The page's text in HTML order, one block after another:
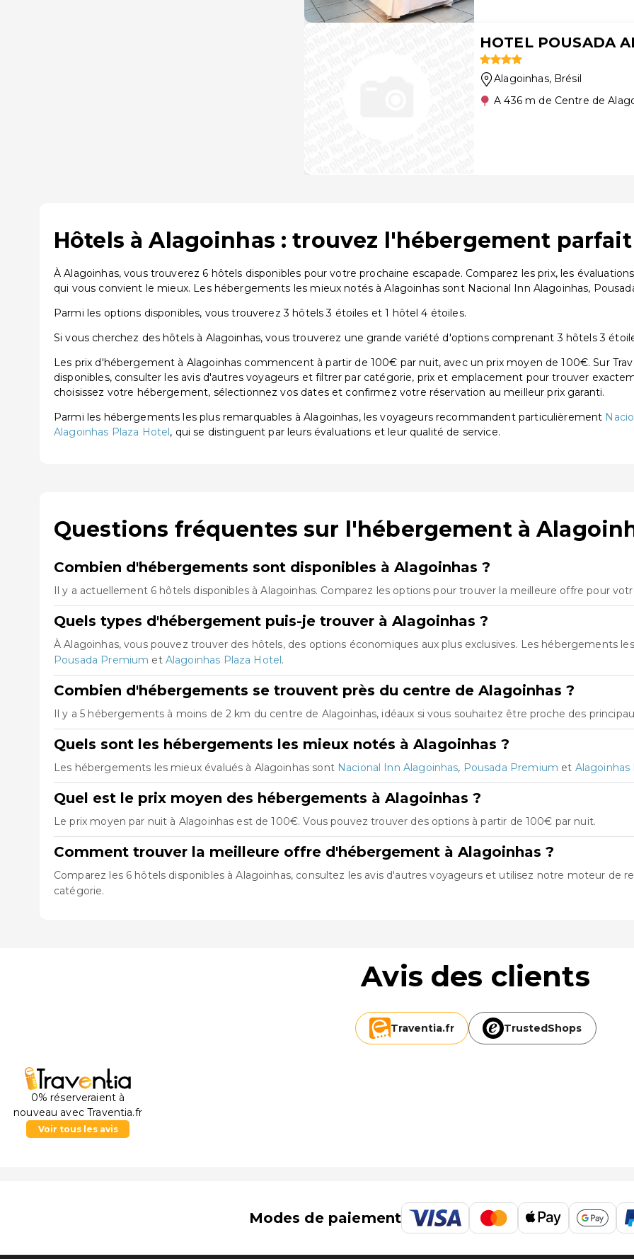
HOTEL POUSADA
Alagoinhas, Brésil
A 436 m de Centre de
Hôtels à Alagoinhas : trouvez l'hébergement parfait
À Alagoinhas, vous trouverez 6 hôtels disponibles pour votre prochaine escapade. Comparez les prix, les
qui vous convient le mieux. Les hébergements les mieux notés à Alagoinhas sont Nacional Inn Alagoinhas,
Parmi les options disponibles, vous trouverez 3 hôtels 3 étoiles et 1 hôtel 4 étoiles.
Si vous cherchez des hôtels à Alagoinhas, vous trouverez une grande variété d'options comprenant 3 hôtels 3
Les prix d'hébergement à Alagoinhas commencent à partir de 100€ par nuit, avec un prix moyen de 100€. Sur
disponibles, consulter les avis d'autres voyageurs et filtrer par catégorie, prix et emplacement pour trouver
choisissez votre hébergement, sélectionnez vos dates et confirmez votre réservation au meilleur prix garanti.
Parmi les hébergements les plus remarquables à Alagoinhas, les voyageurs recommandent particulièrement
Alagoinhas Plaza Hotel, qui se distinguent par leurs évaluations et leur qualité de service.
Questions fréquentes sur l'hébergement à
Combien d'hébergements sont disponibles à Alagoinhas ?
Il y a actuellement 6 hôtels disponibles à Alagoinhas. Comparez les options pour trouver la meilleure offre pour
Quels types d'hébergement puis-je trouver à Alagoinhas ?
À Alagoinhas, vous pouvez trouver des hôtels, des options économiques aux plus exclusives. Les hébergements
Pousada Premium et Alagoinhas Plaza Hotel.
Combien d'hébergements se trouvent près du centre de Alagoinhas ?
Il y a 5 hébergements à moins de 2 km du centre de Alagoinhas, idéaux si vous souhaitez être proche des
Quels sont les hébergements les mieux notés à Alagoinhas ?
Les hébergements les mieux évalués à Alagoinhas sont Nacional Inn Alagoinhas, Pousada Premium et Alagoinhas
Quel est le prix moyen des hébergements à Alagoinhas ?
Le prix moyen par nuit à Alagoinhas est de 100€. Vous pouvez trouver des options à partir de 100€ par nuit.
Comment trouver la meilleure offre d'hébergement à Alagoinhas ?
Comparez les 6 hôtels disponibles à Alagoinhas, consultez les avis d'autres voyageurs et utilisez notre moteur de
catégorie.
Avis des clients
Traventia.fr TrustedShops
0% réserveraient à
nouveau avec Traventia.fr
Voir tous les avis
Modes de paiement